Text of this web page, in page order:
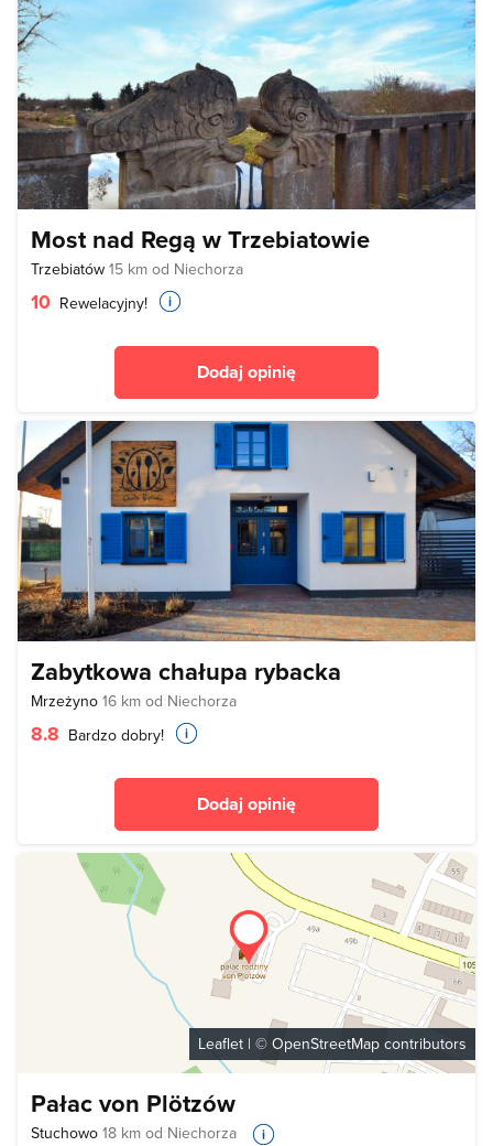
Most nad Regą w Trzebiatowie
Trzebiatów 15 km od Niechorza
10 Rewelacyjny!
Dodaj opinię
Zabytkowa chałupa rybacka
Mrzeżyno 16 km od Niechorza
8.8 Bardzo dobry!
Dodaj opinię
Leaflet | © OpenStreetMap contributors
Pałac von Plötzów
Stuchowo 18 km od Niechorza